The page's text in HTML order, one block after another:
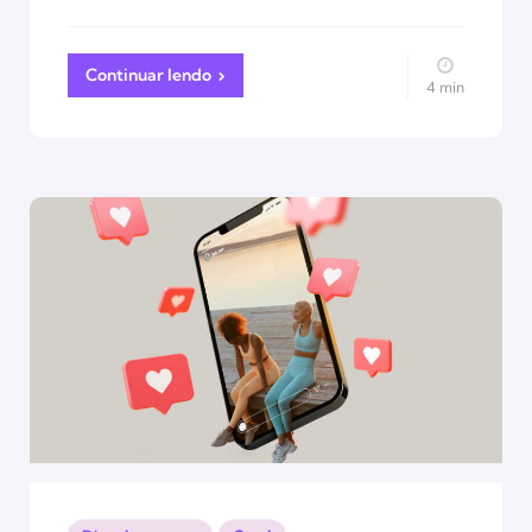
Continuar lendo
4 min